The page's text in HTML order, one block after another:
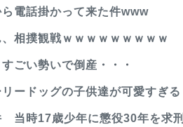
電話掛かって来た件www
相撲観戦ｗｗｗｗｗｗｗｗｗ
ごい勢いで倒産・・・
ードッグの子供達が可愛すぎる
当時17歳少年に懲役30年を求刑